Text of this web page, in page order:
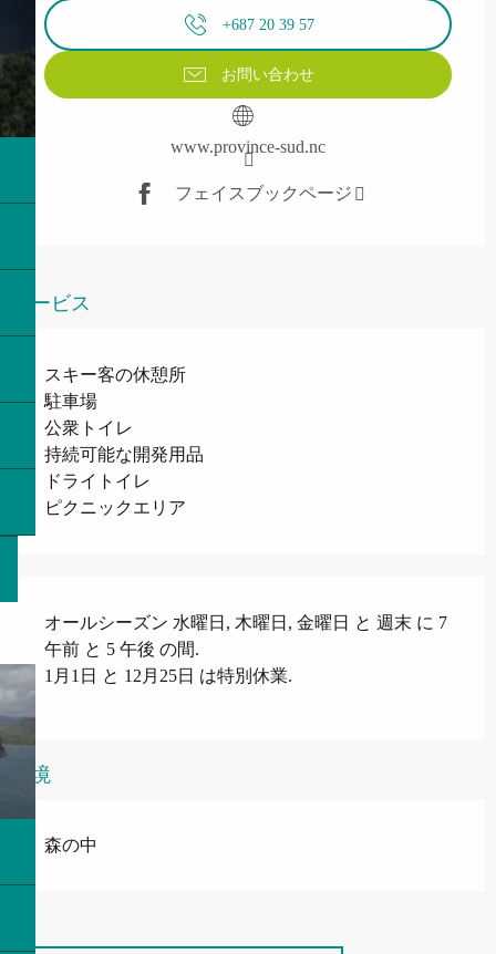
+687 20 39 57
お問い合わせ
www.province-sud.nc
フェイスブックページ
サービス
スキー客の休憩所
駐車場
公衆トイレ
持続可能な開発用品
ドライトイレ
ピクニックエリア
オールシーズン 水曜日, 木曜日, 金曜日 と 週末 に 7
午前 と 5 午後 の間.
1月1日 と 12月25日 は特別休業.
環境
森の中